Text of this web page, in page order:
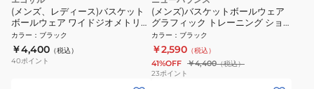
(メンズ、レディース)バスケット
ボールウェア ワイドジオメトリッ
ク ソリッド 半袖Tシャツ
EZSS26UST003C001
カラー ： ブラック
￥4,400 （税込）
40ポイント
(メンズ)バスケットボールウェア
グラフィック トレーニング ショ
ートスリーブシャツ MT53615BK
カラー ： ブラック
￥2,590 （税込）
41%OFF ￥4,400（税込）
23ポイント